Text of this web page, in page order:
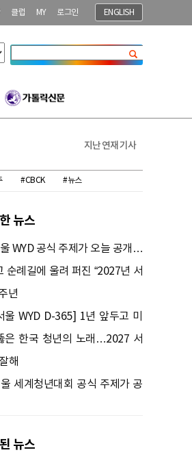
클럽 MY 로그인 ENGLISH
지난 연재 기사
#CBCK #뉴스
뉴스
WYD 공식 주제가 오늘 공개…
정
순례길에 울려 퍼진 “2027년 서
!”
년
울 WYD D-365] 1년 앞두고 미
다
은 한국 청년의 노래…2027 서
주제가로
해
세계청년대회 공식 주제가 공
뉴스